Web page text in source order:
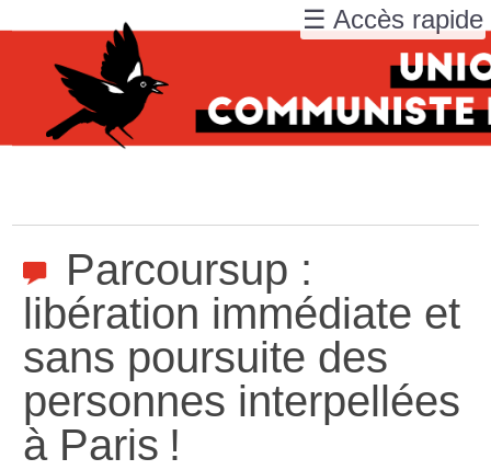
Parcoursup :
libération immédiate et
sans poursuite des
personnes interpellées
à Paris !
☰ Accès rapide